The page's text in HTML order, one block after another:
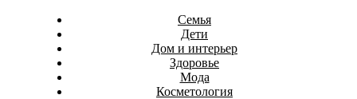
Семья
Дети
Дом и интерьер
Здоровье
Мода
Косметология